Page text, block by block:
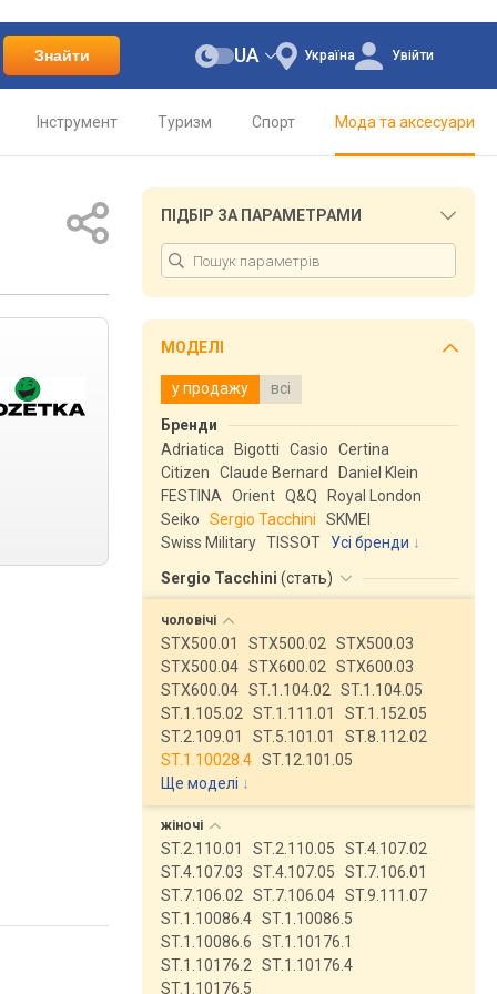
Знайти Україна
UA Увійти
Інструмент Туризм Спорт Мода та аксесуари
ПІДБІР ЗА ПАРАМЕТРАМИ
МОДЕЛІ
у продажу всі
Бренди
Adriatica
Bigotti Casio
Certina
Citizen
Claude Bernard
Daniel Klein
FESTINA
Orient Q&Q
Royal London
Seiko
Sergio Tacchini
SKMEI
Swiss Military TISSOT
Усі бренди
Sergio Tacchini (стать)
чоловічі
STX500.01 STX500.02
STX500.03
STX500.04 STX600.02
STX600.03
STX600.04 ST.1.104.02
ST.1.104.05
ST.1.105.02
ST.1.111.01
ST.1.152.05
ST.2.109.01
ST.5.101.01
ST.8.112.02
ST.1.10028.4 ST.12.101.05
Ще моделі ↓
жіночі
ST.2.110.01 ST.2.110.05
ST.4.107.02
ST.4.107.03
ST.4.107.05
ST.7.106.01
ST.7.106.02
ST.7.106.04 ST.9.111.07
ST.1.10086.4 ST.1.10086.5
ST.1.10086.6
ST.1.10176.1
ST.1.10176.2
ST.1.10176.4
ST.1.10176.5